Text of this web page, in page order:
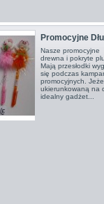
Promocyjne
Nasze promocyjne
drewna i pokryte
Mają przesłodki
się podczas
promocyjnych.
ukierunkowaną na
idealny gadżet...